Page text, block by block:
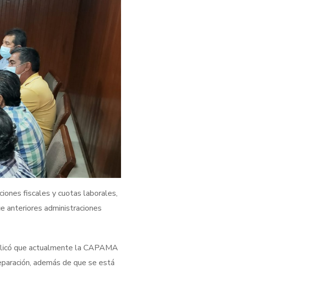
fiscales y cuotas laborales,
anteriores administraciones
que actualmente la CAPAMA
además de que se está